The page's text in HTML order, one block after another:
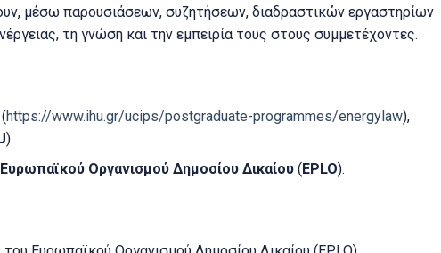
μέσω παρουσιάσεων, συζητήσεων, διαδραστικών εργαστηρίων
τη γνώση και την εμπειρία τους στους συμμετέχοντες.
https://www.ihu.gr/ucips/postgraduate-programmes/energylaw),
)
Ευρωπαϊκού Οργανισμού Δημοσίου Δικαίου( EPLO).